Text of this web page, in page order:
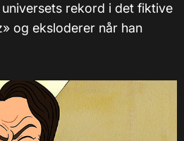
rekord i det fiktive
og eksloderer når han